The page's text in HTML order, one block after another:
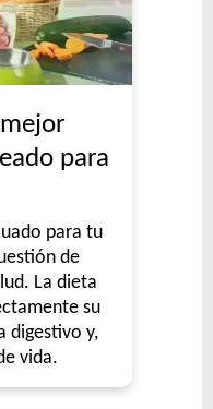
para
para tu
de
La dieta
su
digestivo y,
vida.